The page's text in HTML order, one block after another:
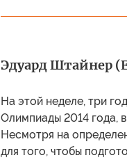
Эдуард Штайнер
На этой неделе, три
Олимпиады 2014 года,
Несмотря на
для того, чтобы